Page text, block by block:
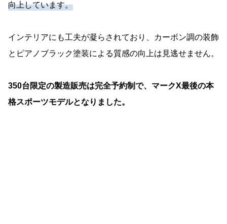
向上しています。
インテリアにも工夫が凝らされており、カーボン調の装飾
とピアノブラック塗装による質感の向上は見逃せません。
350台限定の製造販売は完全予約制で、マークX最後の本
格スポーツモデルとなりました。